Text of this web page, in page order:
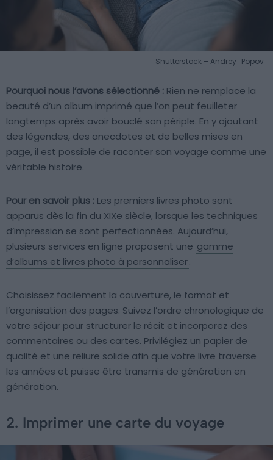
Shutterstock – Andrey_Popov
Pourquoi nous l’avons sélectionné : Rien ne remplace la
beauté d’un album imprimé que l’on peut feuilleter
longtemps après avoir bouclé son périple. En y ajoutant
des légendes, des anecdotes et de belles mises en
page, il est possible de raconter son voyage comme une
véritable histoire.
Pour en savoir plus : Les premiers livres photo sont
apparus dès la fin du XIXe siècle, lorsque les techniques
d’impression se sont perfectionnées. Aujourd’hui,
plusieurs services en ligne proposent une gamme
d’albums et livres photo à personnaliser.
Choisissez facilement la couverture, le format et
l’organisation des pages. Suivez l’ordre chronologique de
votre séjour pour structurer le récit et incorporez des
commentaires ou des cartes. Privilégiez un papier de
qualité et une reliure solide afin que votre livre traverse
les années et puisse être transmis de génération en
génération.
2. Imprimer une carte du voyage